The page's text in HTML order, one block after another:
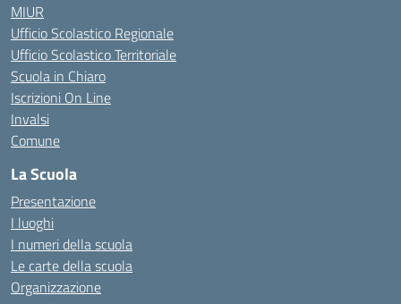
MIUR
Ufficio Scolastico Regionale
Ufficio Scolastico Territoriale
Scuola in Chiaro
Iscrizioni On Line
Invalsi
Comune
La Scuola
Presentazione
I luoghi
I numeri della scuola
Le carte della scuola
Organizzazione